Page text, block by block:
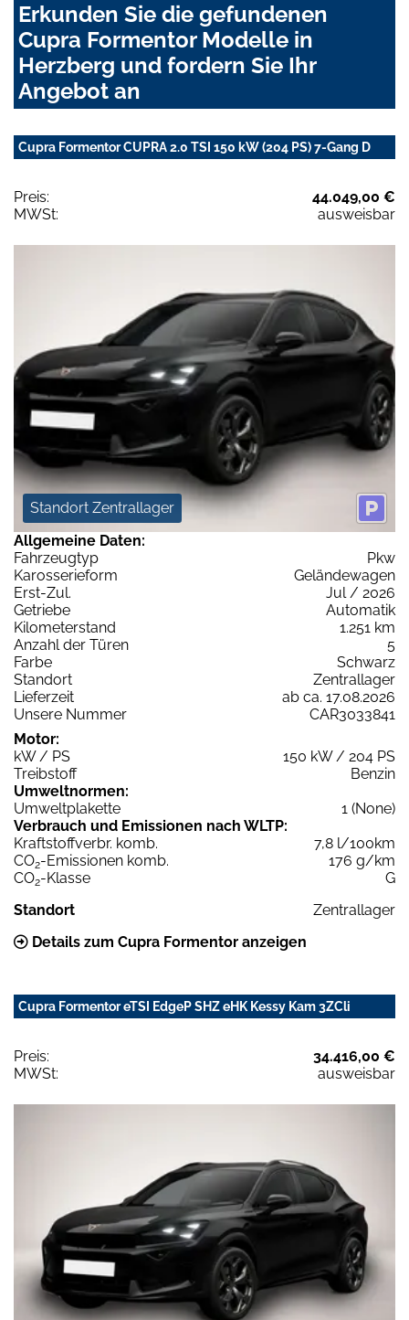
Erkunden Sie die gefundenen
Cupra Formentor Modelle in
Herzberg und fordern Sie Ihr
Angebot an
Cupra Formentor CUPRA 2.0 TSI 150 kW (204 PS) 7-Gang D
Preis:
44.049,00 €
MWSt:
ausweisbar
Standort Zentrallager
Allgemeine Daten:
Fahrzeugtyp
Pkw
Karosserieform
Geländewagen
Erst-Zul.
Jul / 2026
Getriebe
Automatik
Kilometerstand
1.251 km
Anzahl der Türen
5
Farbe
Schwarz
Standort
Zentrallager
Lieferzeit
ab ca. 17.08.2026
Unsere Nummer
CAR3033841
Motor:
kW / PS
150 kW / 204 PS
Treibstoff
Benzin
Umweltnormen:
Umweltplakette
1 (None)
Verbrauch und Emissionen nach WLTP:
Kraftstoffverbr. komb.
7,8 l/100km
CO2-Emissionen komb.
176 g/km
CO2-Klasse
G
Standort
Zentrallager
Details zum Cupra Formentor anzeigen
Cupra Formentor eTSI EdgeP SHZ eHK Kessy Kam 3ZCli
Preis:
34.416,00 €
MWSt:
ausweisbar